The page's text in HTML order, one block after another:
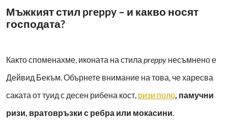
Мъжкият стил preppy – и какво носят
господата?
Както споменахме, иконата на стила preppy несъмнено е
Дейвид Бекъм. Обърнете внимание на това, че харесва
саката от туид с десен рибена кост, ризи поло , памучни
ризи, вратовръзки с ребра или мокасини